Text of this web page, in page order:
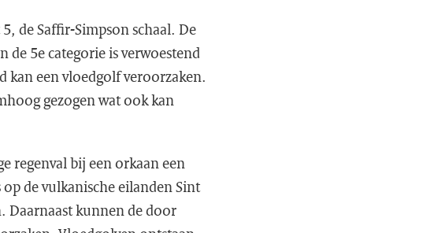
de Saffir-Simpson schaal. De
de 5e categorie is verwoestend
kan een vloedgolf veroorzaken.
gezogen wat ook kan
regenval bij een orkaan een
de vulkanische eilanden Sint
Daarnaast kunnen de door